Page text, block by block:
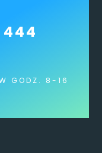
444
GODZ. 8-16